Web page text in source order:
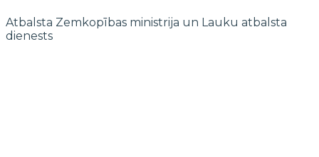
Atbalsta Zemkopības ministrija un Lauku atbalsta
dienests